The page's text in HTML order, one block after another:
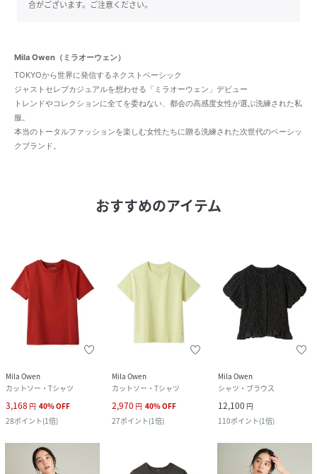
合がございます。ご注意ください。
Mila Owen（ミラオーウェン）
TOKYOから世界に発信するネクストベーシック
ジャストセレブカジュアルを想わせる「ミラオーウェン」デビュー
トレンドやコレクションに全てを委ねない、都会の高感度女性が選ぶ洗練された私
服。
本当のトータルファッションを楽しむ女性たちに贈る洗練された次世代のベーシッ
クブランド。
おすすめのアイテム
Mila Owen
カットソー・Tシャツ
3,168 円 40%OFF
28ポイント(1倍)
Mila Owen
カットソー・Tシャツ
2,970 円 40%OFF
27ポイント(1倍)
Mila Owen
シャツ・ブラウス
12,100 円
110ポイント(1倍)